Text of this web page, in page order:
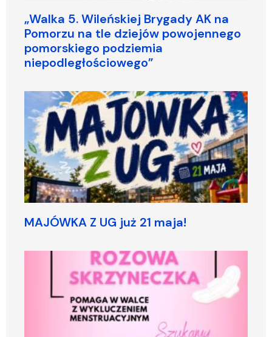
„Walka 5. Wileńskiej Brygady AK na
Pomorzu na tle dziejów powojennego
pomorskiego podziemia
niepodległościowego”
MAJÓWKA Z UG już 21 maja!